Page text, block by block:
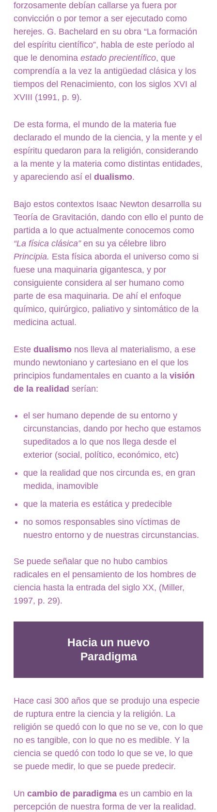
forzosamente debían callarse ya fuera por
convicción o por temor a ser ejecutado como
herejes. G. Bachelard en su obra “La formación
del espíritu científico”, habla de este período al
que le denomina estado precientífico, que
comprendía a la vez la antigüedad clásica y los
tiempos del Renacimiento, con los siglos XVI al
XVIII (1991, p. 9).
De esta forma, el mundo de la materia fue
declarado el mundo de la ciencia, y la mente y el
espíritu quedaron para la religión, considerando
a la mente y la materia como distintas entidades,
y apareciendo así el dualismo.
Bajo estos contextos Isaac Newton desarrolla su
Teoría de Gravitación, dando con ello el punto de
partida a lo que actualmente conocemos como
“La física clásica”en su ya célebre libro
Principia. Esta física aborda el universo como si
fuese una maquinaria gigantesca, y por
consiguiente considera al ser humano como
parte de esa maquinaria. De ahí el enfoque
químico, quirúrgico, paliativo y sintomático de la
medicina actual.
Este dualismonos lleva al materialismo, a ese
mundo newtoniano y cartesiano en el que los
principios fundamentales en cuanto a la visión
de la realidad serían:
el ser humano depende de su entorno y
circunstancias, dando por hecho que estamos
supeditados a lo que nos llega desde el
exterior (social, político, económico, etc)
que la realidad que nos circunda es, en gran
medida, inamovible
que la materia es estática y predecible
no somos responsables sino víctimas de
nuestro entorno y de nuestras circunstancias.
Se puede señalar que no hubo cambios
radicales en el pensamiento de los hombres de
ciencia hasta la entrada del siglo XX, (Miller,
1997, p. 29).
Hacia un nuevo
Paradigma
Hace casi 300 años que se produjo una especie
de ruptura entre la ciencia y la religión. La
religión se quedó con lo que no se ve, con lo que
no es tangible, con lo que no es medible. Y la
ciencia se quedó con todo lo que se ve, lo que
se puede medir, lo que se puede predecir.
Un cambio de paradigmaes un cambio en la
percepción de nuestra forma de ver la realidad.